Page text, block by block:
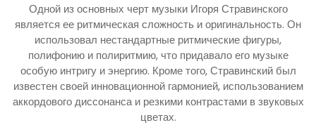
Одной из основных черт музыки Игоря Стравинского
является ее ритмическая сложность и оригинальность. Он
использовал нестандартные ритмические фигуры,
полифонию и полиритмию, что придавало его музыке
особую интригу и энергию. Кроме того, Стравинский был
известен своей инновационной гармонией, использованием
аккордового диссонанса и резкими контрастами в звуковых
цветах.